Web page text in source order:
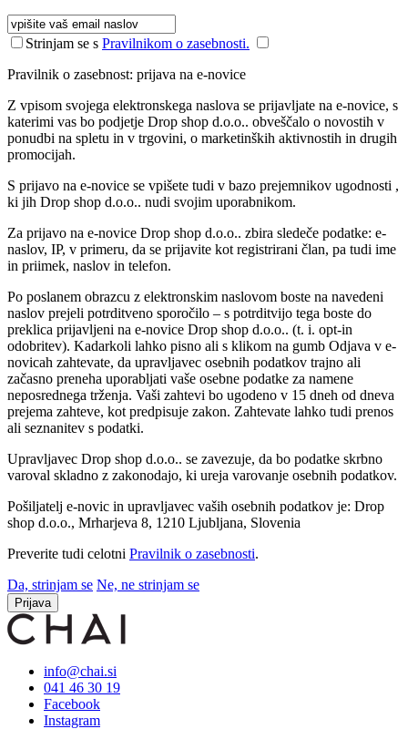
Strinjam se s Pravilnikom o zasebnosti.
Pravilnik o zasebnost: prijava na e-novice
Z vpisom svojega elektronskega naslova se prijavljate na e-novice, s
katerimi vas bo podjetje Drop shop d.o.o.. obveščalo o novostih v
ponudbi na spletu in v trgovini, o marketinških aktivnostih in drugih
promocijah.
S prijavo na e-novice se vpišete tudi v bazo prejemnikov ugodnosti ,
ki jih Drop shop d.o.o.. nudi svojim uporabnikom.
Za prijavo na e-novice Drop shop d.o.o.. zbira sledeče podatke: e-
naslov, IP, v primeru, da se prijavite kot registrirani član, pa tudi ime
in priimek, naslov in telefon.
Po poslanem obrazcu z elektronskim naslovom boste na navedeni
naslov prejeli potrditveno sporočilo – s potrditvijo tega boste do
preklica prijavljeni na e-novice Drop shop d.o.o.. (t. i. opt-in
odobritev). Kadarkoli lahko pisno ali s klikom na gumb Odjava v e-
novicah zahtevate, da upravljavec osebnih podatkov trajno ali
začasno preneha uporabljati vaše osebne podatke za namene
neposrednega trženja. Vaši zahtevi bo ugodeno v 15 dneh od dneva
prejema zahteve, kot predpisuje zakon. Zahtevate lahko tudi prenos
ali seznanitev s podatki.
Upravljavec Drop shop d.o.o.. se zavezuje, da bo podatke skrbno
varoval skladno z zakonodajo, ki ureja varovanje osebnih podatkov.
Pošiljatelj e-novic in upravljavec vaših osebnih podatkov je: Drop
shop d.o.o., Mrharjeva 8, 1210 Ljubljana, Slovenia
Preverite tudi celotni Pravilnik o zasebnosti.
Da, strinjam se Ne, ne strinjam se
Prijava
info@chai.si
041 46 30 19
Facebook
Instagram